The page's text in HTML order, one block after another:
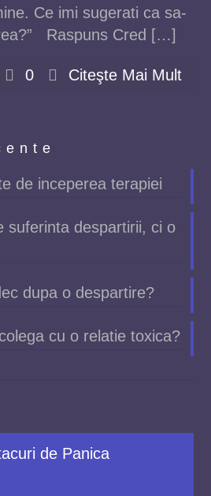
Ce imi sugerati ca sa-
Raspuns Cred […]
0 Citeşte Mai Mult
de inceperea terapiei
suferinta despartirii, ci o
dupa o despartire?
cu o relatie toxica?
de Panica